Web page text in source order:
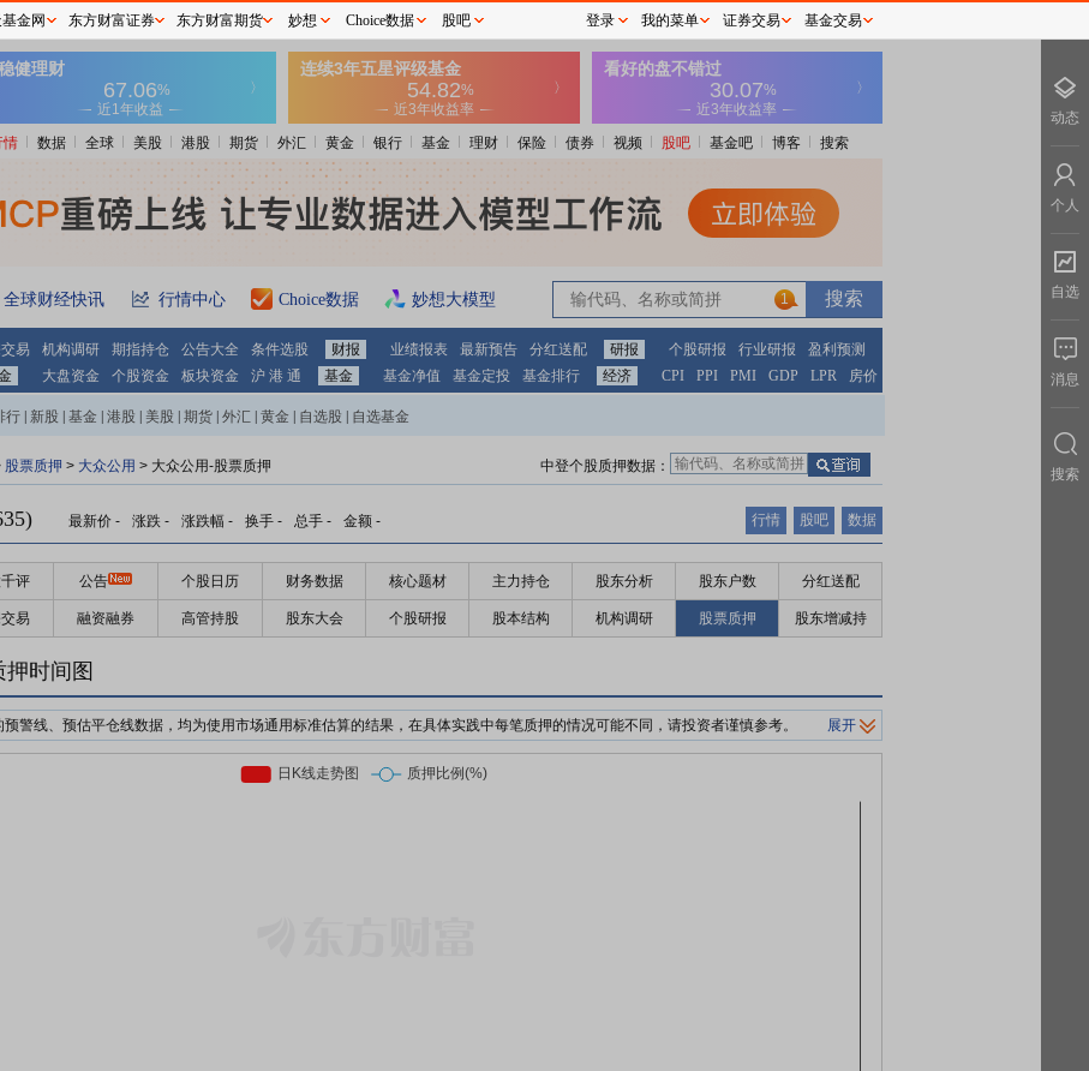
情 数据 全球 美股 港股 期货 外汇 黄金 银行 基金 理财 保险 债券 视频 股吧 基金吧 博客 搜索
全球财经快讯 行情中心 Choice数据 妙想大模型 1
易 机构调研 期指持仓 公告大全 条件选股 财报 业绩报表 最新预告 分红送配 研报 个股研报 行业研报
盈利预测
大盘资金 个股资金 板块资金 沪 港 通 基金 基金净值 基金定投 基金排行 经济 CPI PPI PMI GDP LPR 房价
行 新股 基金 港股 美股 期货 外汇 黄金 自选股 自选基金
股票质押 > 大众公用 > 大众公用-股票质押 中登个股质押数据：
最新价 - 涨跌 - 涨跌幅 - 换手 - 总手 - 金额 - 行情 股吧 数据
评 公告 个股日历 财务数据 核心题材 主力持仓 股东分析 股东户数 分红送配
易 融资融券 高管持股 股东大会 个股研报 股本结构 机构调研 股票质押 股东增减持
时间图
警线、预估平仓线数据，均为使用市场通用标准估算的结果，在具体实践中每笔质押的情况可能不同，请投资者谨慎参考。
构为了防止股价下跌对自己的利益造成损失，对质押个股的股价设置预警价格与强制平仓价格。
始日收盘价前复权*质押率*预警线比例
展开
金网 东方财富证券 东方财富期货 妙想 Choice数据 股吧 登录 我的菜单 证券交易 基金交易
动态
个人
自选
消息
搜索